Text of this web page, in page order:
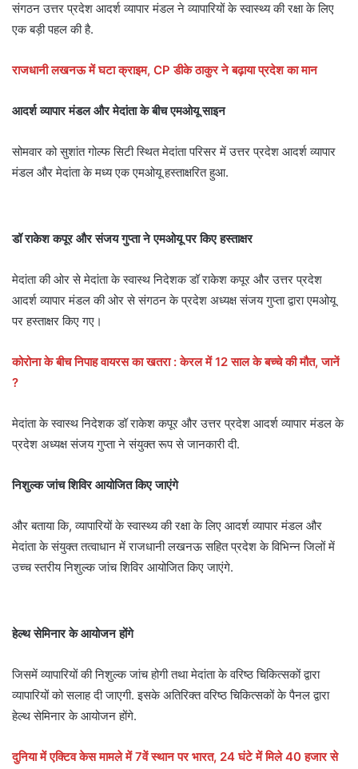
संगठन उत्तर प्रदेश आदर्श व्यापार मंडल ने व्यापारियों के स्वास्थ्य की रक्षा के लिए
एक बड़ी पहल की है.
राजधानी लखनऊ में घटा क्राइम, CP डीके ठाकुर ने बढ़ाया प्रदेश का मान
आदर्श व्यापार मंडल और मेदांता के बीच एमओयू साइन
सोमवार को सुशांत गोल्फ सिटी स्थित मेदांता परिसर में उत्तर प्रदेश आदर्श व्यापार
मंडल और मेदांता के मध्य एक एमओयू हस्ताक्षरित हुआ.
डॉ राकेश कपूर और संजय गुप्ता ने एमओयू पर किए हस्ताक्षर
मेदांता की ओर से मेदांता के स्वास्थ निदेशक डॉ राकेश कपूर और उत्तर प्रदेश
आदर्श व्यापार मंडल की ओर से संगठन के प्रदेश अध्यक्ष संजय गुप्ता द्वारा एमओयू
पर हस्ताक्षर किए गए।
कोरोना के बीच निपाह वायरस का खतरा : केरल में 12 साल के बच्चे की मौत, जानें
?
मेदांता के स्वास्थ निदेशक डॉ राकेश कपूर और उत्तर प्रदेश आदर्श व्यापार मंडल के
प्रदेश अध्यक्ष संजय गुप्ता ने संयुक्त रूप से जानकारी दी.
निशुल्क जांच शिविर आयोजित किए जाएंगे
और बताया कि, व्यापारियों के स्वास्थ्य की रक्षा के लिए आदर्श व्यापार मंडल और
मेदांता के संयुक्त तत्वाधान में राजधानी लखनऊ सहित प्रदेश के विभिन्न जिलों में
उच्च स्तरीय निशुल्क जांच शिविर आयोजित किए जाएंगे.
हेल्थ सेमिनार के आयोजन होंगे
जिसमें व्यापारियों की निशुल्क जांच होगी तथा मेदांता के वरिष्ठ चिकित्सकों द्वारा
व्यापारियों को सलाह दी जाएगी. इसके अतिरिक्त वरिष्ठ चिकित्सकों के पैनल द्वारा
हेल्थ सेमिनार के आयोजन होंगे.
दुनिया में एक्टिव केस मामले में 7वें स्थान पर भारत, 24 घंटे में मिले 40 हजार से